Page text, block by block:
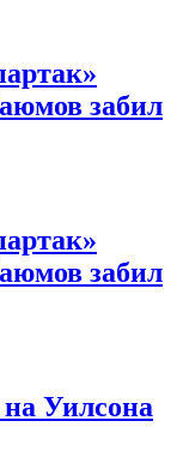
забил
забил
Уилсона